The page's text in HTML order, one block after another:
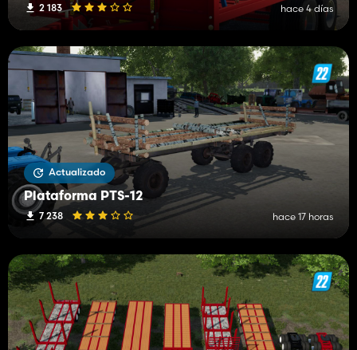
2 183 hace 4 días
Actualizado
Plataforma PTS-12
7 238 hace 17 horas